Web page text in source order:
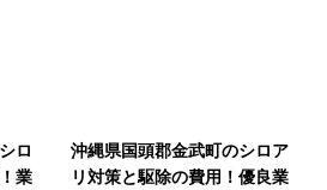
ロ
業
沖縄県国頭郡金武町のシロア
リ対策と駆除の費用！優良業